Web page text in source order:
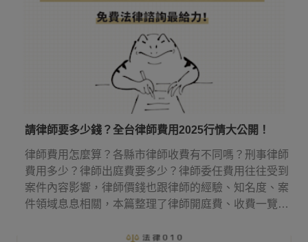
請律師要多少錢？全台律師費用2025行情大公開！
律師費用怎麼算？各縣市律師收費有不同嗎？刑事律師
費用多少？律師出庭費要多少？律師委任費用往往受到
案件內容影響，律師價錢也跟律師的經驗、知名度、案
件領域息息相關，本篇整理了律師開庭費、收費一覽表